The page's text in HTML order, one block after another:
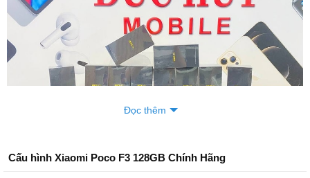
Đọc thêm
Cấu hình Xiaomi Poco F3 128GB Chính Hãng